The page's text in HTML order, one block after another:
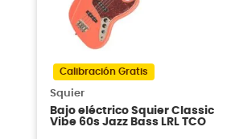
Calibración Gratis
Squier
Bajo eléctrico Squier Classic
Vibe 60s Jazz Bass LRL TCO